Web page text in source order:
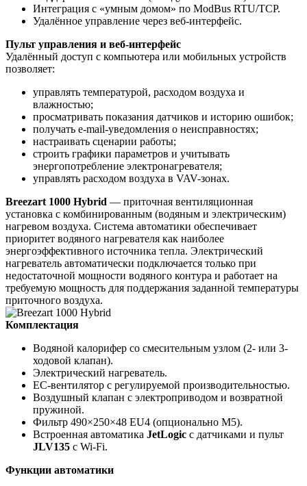
Интеграция с «умным домом» по ModBus RTU/TCP.
Удалённое управление через веб-интерфейс.
Пульт управления и веб-интерфейс
Удалённый доступ с компьютера или мобильных устройств
позволяет:
управлять температурой, расходом воздуха и
влажностью;
просматривать показания датчиков и историю ошибок;
получать e-mail-уведомления о неисправностях;
настраивать сценарии работы;
строить графики параметров и учитывать
энергопотребление электронагревателя;
управлять расходом воздуха в VAV-зонах.
Breezart 1000 Hybrid — приточная вентиляционная
установка с комбинированным (водяным и электрическим)
нагревом воздуха. Система автоматики обеспечивает
приоритет водяного нагревателя как наиболее
энергоэффективного источника тепла. Электрический
нагреватель автоматически подключается только при
недостаточной мощности водяного контура и работает на
требуемую мощность для поддержания заданной температуры
приточного воздуха.
Комплектация
Водяной калорифер со смесительным узлом (2- или 3-
ходовой клапан).
Электрический нагреватель.
EC-вентилятор с регулируемой производительностью.
Воздушный клапан с электроприводом и возвратной
пружиной.
Фильтр 490×250×48 EU4 (опционально M5).
Встроенная автоматика JetLogic с датчиками и пульт
JLV135 с Wi-Fi.
Функции автоматики